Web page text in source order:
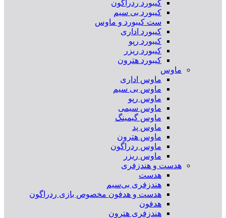
کیبورد ردراگون
کیبورد بی سیم
ست کیبورد و ماوس
کیبورد اداری
کیبورد رپو
کیبورد ریزر
کیبورد هترون
ماوس
ماوس اداری
ماوس بی سیم
ماوس رپو
ماوس سیمی
ماوس گیمینگ
ماوس پد
ماوس هترون
ماوس ردراگون
ماوس ریزر
هدست و هندزفری
هدست
هندزفری بی‌سیم
هدست و هدفون مخصوص بازی ردراگون
هدفون
هندزفری هترون